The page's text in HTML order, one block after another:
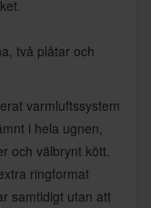
två plåtar och
varmluftssystem
i hela ugnen,
och välbrynt kött.
ringformat
samtidigt utan att